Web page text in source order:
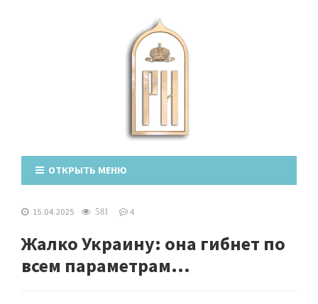
ОТКРЫТЬ МЕНЮ
15.04.2025 581 4
Жалко Украину: она гибнет по
всем параметрам...